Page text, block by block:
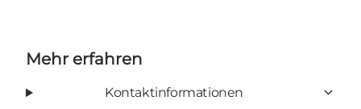
Mehr erfahren
Kontaktinformationen